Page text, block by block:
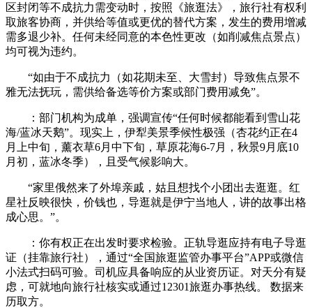
区封闭等不成抗力需变动时，按照《旅逛法》，旅行社有权利
取旅客协商，并供给等值或更优的替代方案，发生的费用增减
需多退少补。任何未经同意的本色性更改（如削减焦点景点）
均可视为违约。
“如由于不成抗力（如花期未至、大雪封）导致焦点景不
雅无法抚玩，需供给备选等价方案或部门费用减免”。
：部门机构为成单，强调宣传“任何时候都能看到雪山花
海/蓝冰天鹅”。现实上，伊犁美景季候性极强（杏花约正在4
月上中旬，薰衣草6月中下旬，草原花海6-7月，秋景9月底10
月初，蓝冰冬季），且受气候影响大。
“家里俄然来了外埠亲戚，姑且想找个小团出去逛逛。红
星社反映很快，价钱也，导逛就是伊宁当地人，讲的故事出格
成心思。”。
：你有权正在出发时要求检验。正轨导逛应持有电子导逛
证（挂靠旅行社），通过“全国旅逛监管办事平台”APP或微信
小法式扫码可验。司机应具备响应的从业资历证。对天分有疑
虑，可就地向旅行社核实或通过12301旅逛办事热线。 数据来
历取方。